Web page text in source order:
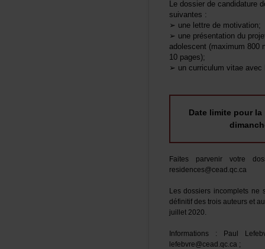
suivantes:
➢unelettredemotivation;
10pages);
residences@cead.qc.ca
juillet2020.
lefebvre@cead.qc.ca;